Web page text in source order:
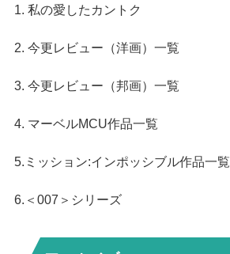
1. 私の愛したカントク
2. 今更レビュー（洋画）一覧
3. 今更レビュー（邦画）一覧
4. マーベルMCU作品一覧
5.ミッション:インポッシブル作品一覧
6.＜007＞シリーズ